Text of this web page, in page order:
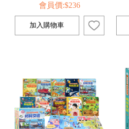
會員價:$236